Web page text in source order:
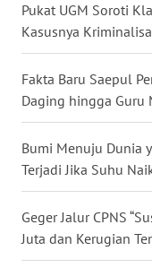
Pukat UGM Soroti
Kasusnya
Fakta Baru Saepul
Daging hingga Guru
Bumi Menuju Dunia
Terjadi Jika Suhu
Geger Jalur CPNS
Juta dan Kerugian
WN
SULTRA
WN
NTB
WN
SULTENG
WN
SULBAR